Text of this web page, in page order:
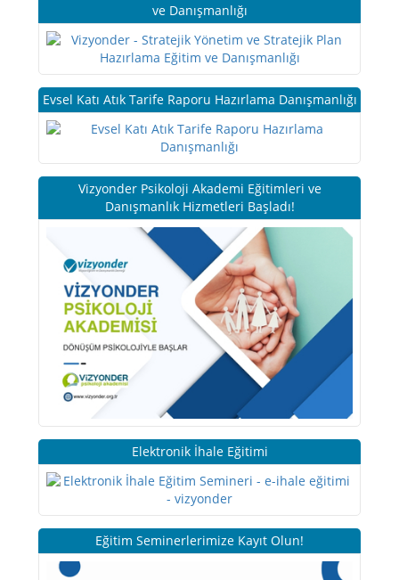
ve Danışmanlığı
Evsel Katı Atık Tarife Raporu Hazırlama Danışmanlığı
Vizyonder Psikoloji Akademi Eğitimleri ve
Danışmanlık Hizmetleri Başladı!
Elektronik İhale Eğitimi
Eğitim Seminerlerimize Kayıt Olun!